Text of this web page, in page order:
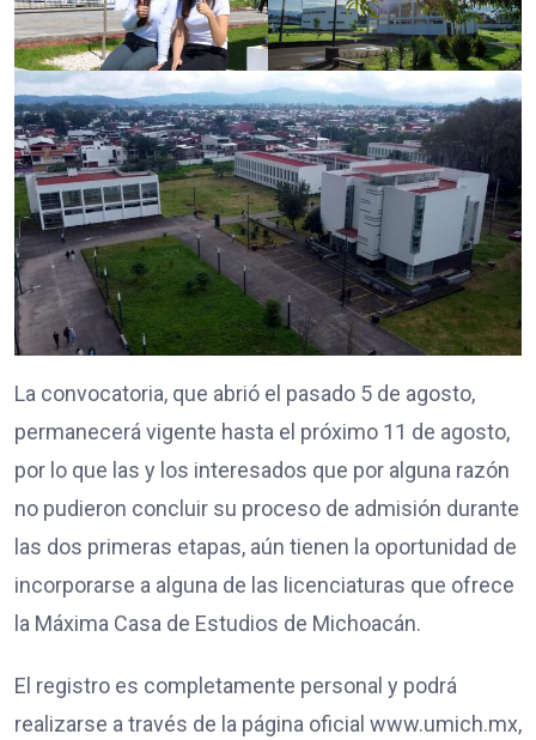
La convocatoria, que abrió el pasado 5 de agosto,
permanecerá vigente hasta el próximo 11 de agosto,
por lo que las y los interesados que por alguna razón
no pudieron concluir su proceso de admisión durante
las dos primeras etapas, aún tienen la oportunidad de
incorporarse a alguna de las licenciaturas que ofrece
la Máxima Casa de Estudios de Michoacán.
El registro es completamente personal y podrá
realizarse a través de la página oficial www.umich.mx,